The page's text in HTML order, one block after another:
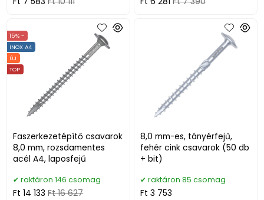
Faszerkezetépítő csavarok
8,0 mm, rozsdamentes
acél A4, laposfejű
15% -
INOX A4
ÚJ
TOP
raktáron 146 csomag
Ft 14 133 Ft 16 627
8,0 mm-es, tányérfejű,
fehér cink csavarok (50 db
+ bit)
raktáron 85 csomag
Ft 3 753